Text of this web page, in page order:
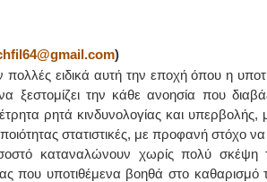
64@gmail.com)
πολλές ειδικά αυτή την εποχή όπου η
ξεστομίζει την κάθε ανοησία που
ρητά κινδυνολογίας και
στατιστικές, με προφανή στόχο να
καταναλώνουν χωρίς πολύ σκέψη
που υποτιθέμενα βοηθά στο